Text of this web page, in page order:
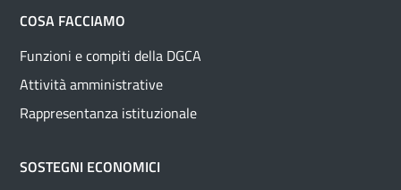
COSA FACCIAMO
Funzioni e compiti della DGCA
Attività amministrative
Rappresentanza istituzionale
SOSTEGNI ECONOMICI